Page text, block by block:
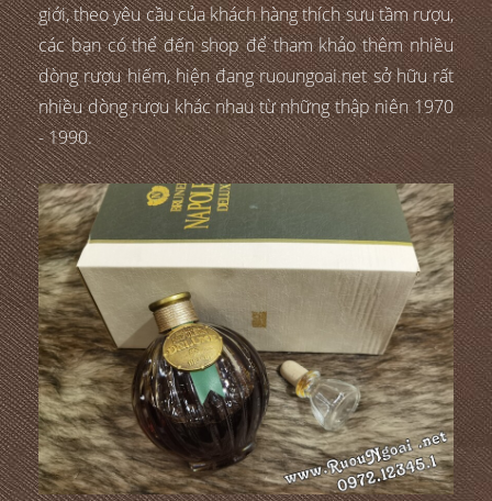
giới, theo yêu cầu của khách hàng thích sưu tầm rượu,
các bạn có thể đến shop để tham khảo thêm nhiều
dòng rượu hiếm, hiện đang ruoungoai.net sở hữu rất
nhiều dòng rượu khác nhau từ những thập niên 1970
- 1990.